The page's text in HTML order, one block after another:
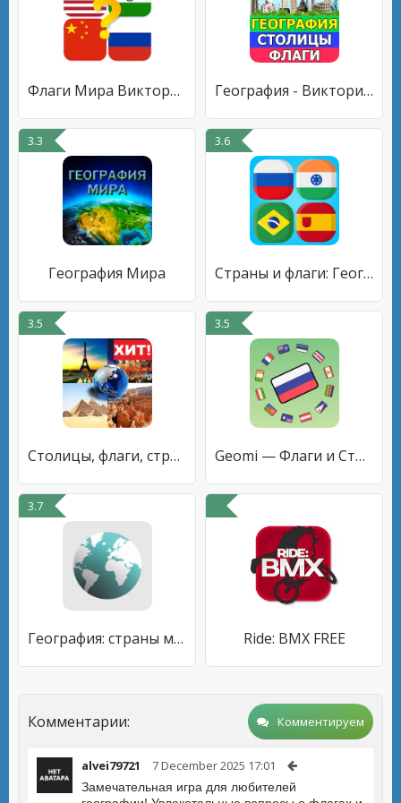
Флаги Мира Викторина География - Викторина страны
3.3
География Мира
3.6
Страны и флаги: География мира
3.5
Столицы, флаги, страны мира ви
3.5
Geomi — Флаги и Страны
3.7
География: страны мира (игра) Ride: BMX FREE
Комментарии: Комментируем
alvei79721 7 December 2025 17:01
Замечательная игра для любителей